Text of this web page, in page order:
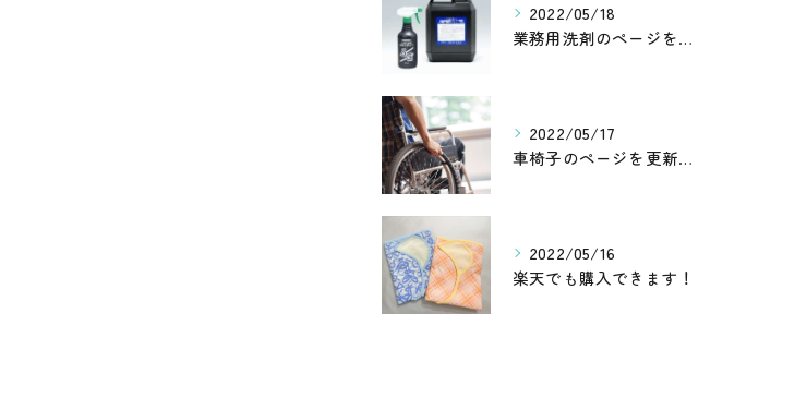
2022/05/18
業務用洗剤のページを更新しました
2022/05/17
車椅子のページを更新しました
2022/05/16
楽天でも購入できます！